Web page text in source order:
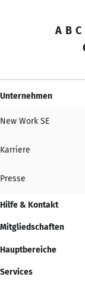
A B C
Unternehmen
New Work SE
Karriere
Presse
Hilfe & Kontakt
Mitgliedschaften
Hauptbereiche
Services